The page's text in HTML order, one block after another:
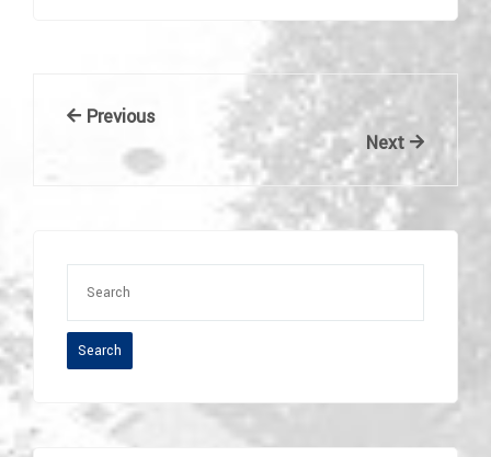
Navigacija
objava
Previous
Previous
Next
Post
Next
Search